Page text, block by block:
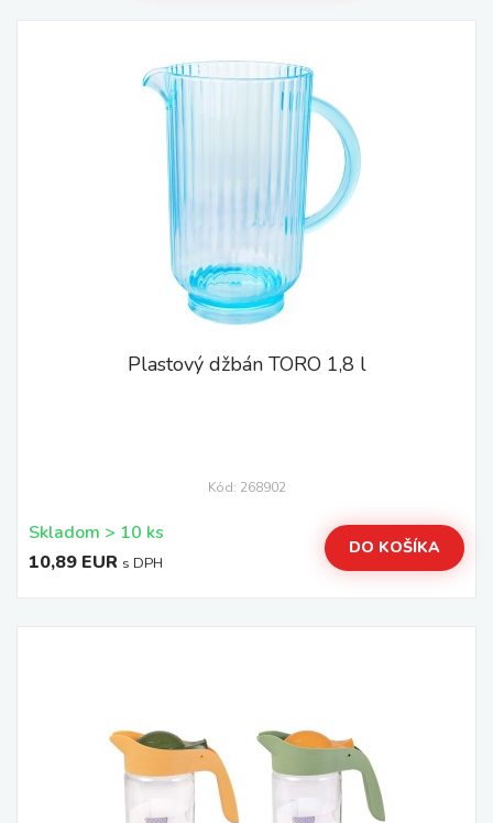
Plastový džbán TORO 1,8 l
Kód: 268902
Skladom > 10 ks
10,89 EUR s DPH
DO KOŠÍKA